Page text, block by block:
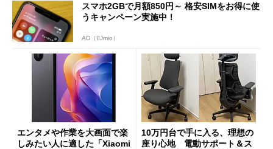
スマホ2GBで月額850円～ 格安SIMをお得に使
うキャンペーン実施中！
AD（IIJmio）
エンタメや作業を大画面で楽
しみたい人に適した「Xiaomi
10万円台で手に入る、理想の
座り心地 電動サポート＆ス